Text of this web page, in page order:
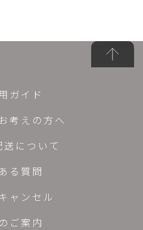
ガイド
考えの方へ
について
る質問
ャンセル
ご案内